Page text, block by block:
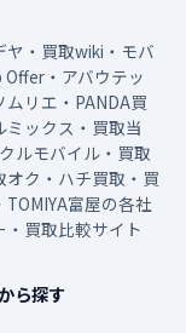
ヤ・買取wiki・モバ
・アバウテッ
リエ・PANDA買
ックス・買取当
ルモバイル・買取
ク・ハチ買取・買
富屋の各社
買取比較サイト
ら探す